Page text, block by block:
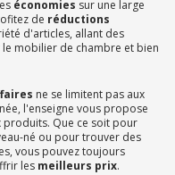
économies sur une large
de réductions
d'articles, allant des
mobilier de chambre et bien
ne se limitent pas aux
l'enseigne vous propose
Que ce soit pour
né ou pour trouver des
vous pouvez toujours
les meilleurs prix.